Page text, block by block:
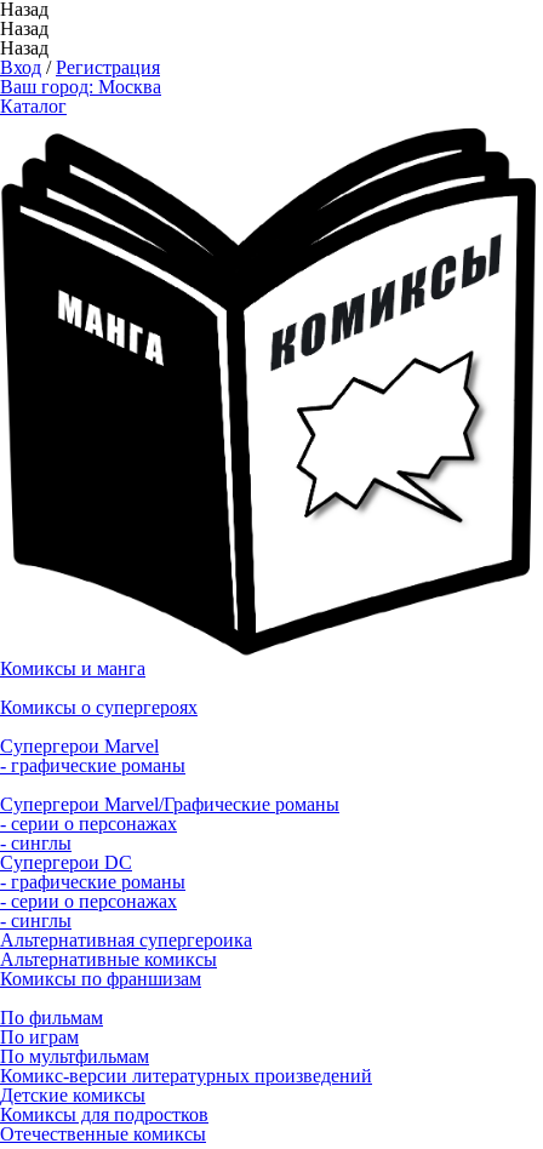
Назад
Назад
Назад
Вход /Регистрация
Ваш город: Москва
Каталог
Комиксы и манга
Комиксы о супергероях
Супергерои Marvel
- графические романы
Супергерои Marvel/Графические романы
- серии о персонажах
- синглы
Супергерои DC
- графические романы
- серии о персонажах
- синглы
Альтернативная супергероика
Альтернативные комиксы
Комиксы по франшизам
По фильмам
По играм
По мультфильмам
Комикс-версии литературных произведений
Детские комиксы
Комиксы для подростков
Отечественные комиксы